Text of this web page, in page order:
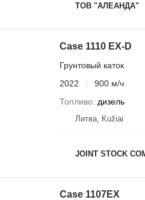
ТОВ "АЛЕАНДА"
Case 1110 EX-D
Грунтовый каток
2022
900 м/ч
Топливо
дизель
Литва, Kužiai
JOINT STOCK
Case 1107EX